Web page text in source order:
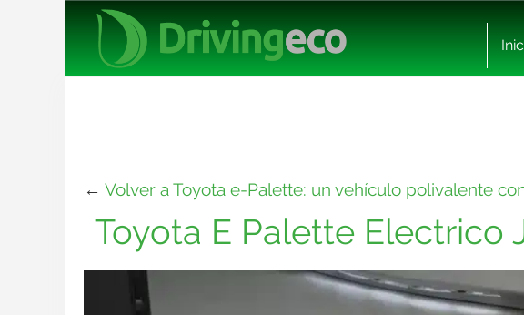
← Volver a Toyota e-Palette: un vehículo polivalente
Toyota E Palette Electrico